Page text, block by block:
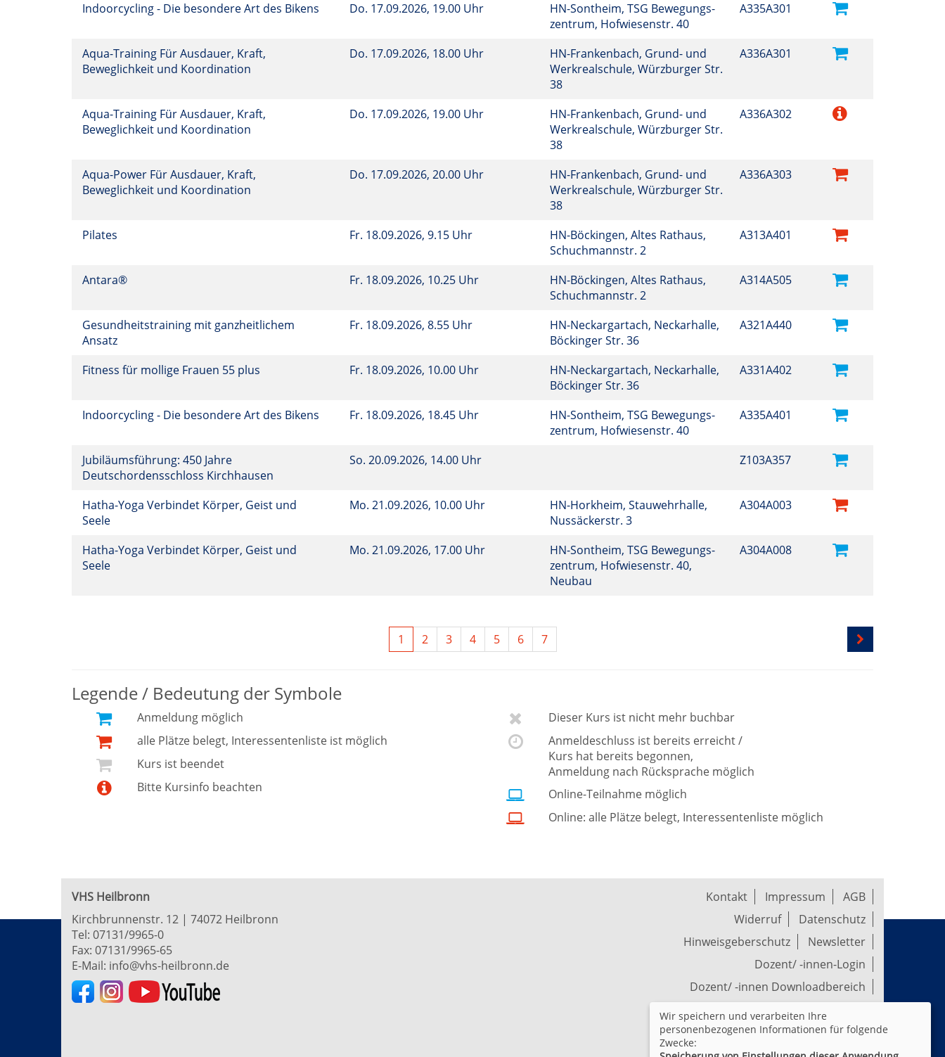
Indoorcycling - Die besondere Art des Bikens Do. 17.09.2026, 19.00 Uhr
HN-Sontheim, TSG Bewegungs-
zentrum, Hofwiesenstr. 40
A335A301
Aqua-Training Für Ausdauer, Kraft,
Beweglichkeit und Koordination
Do. 17.09.2026, 18.00 Uhr
HN-Frankenbach, Grund- und
Werkrealschule, Würzburger Str.
38
A336A301
Aqua-Training Für Ausdauer, Kraft,
Beweglichkeit und Koordination
Do. 17.09.2026, 19.00 Uhr
HN-Frankenbach, Grund- und
Werkrealschule, Würzburger Str.
38
A336A302
Aqua-Power Für Ausdauer, Kraft,
Beweglichkeit und Koordination
Do. 17.09.2026, 20.00 Uhr
HN-Frankenbach, Grund- und
Werkrealschule, Würzburger Str.
38
A336A303
Pilates Fr. 18.09.2026, 9.15 Uhr
HN-Böckingen, Altes Rathaus,
Schuchmannstr. 2
A313A401
Antara® Fr. 18.09.2026, 10.25 Uhr
HN-Böckingen, Altes Rathaus,
Schuchmannstr. 2
A314A505
Gesundheitstraining mit ganzheitlichem
Ansatz
Fr. 18.09.2026, 8.55 Uhr
HN-Neckargartach, Neckarhalle,
Böckinger Str. 36
A321A440
Fitness für mollige Frauen 55 plus Fr. 18.09.2026, 10.00 Uhr
HN-Neckargartach, Neckarhalle,
Böckinger Str. 36
A331A402
Indoorcycling - Die besondere Art des Bikens Fr. 18.09.2026, 18.45 Uhr
HN-Sontheim, TSG Bewegungs-
zentrum, Hofwiesenstr. 40
A335A401
Jubiläumsführung: 450 Jahre
Deutschordensschloss Kirchhausen
So. 20.09.2026, 14.00 Uhr Z103A357
Hatha-Yoga Verbindet Körper, Geist und
Seele
Mo. 21.09.2026, 10.00 Uhr
HN-Horkheim, Stauwehrhalle,
Nussäckerstr. 3
A304A003
Hatha-Yoga Verbindet Körper, Geist und
Seele
Mo. 21.09.2026, 17.00 Uhr
HN-Sontheim, TSG Bewegungs-
zentrum, Hofwiesenstr. 40,
Neubau
A304A008
1 2 3 4 5 6 7
Legende / Bedeutung der Symbole
Anmeldung möglich
alle Plätze belegt, Interessentenliste ist möglich
Kurs ist beendet
Bitte Kursinfo beachten
Dieser Kurs ist nicht mehr buchbar
Anmeldeschluss ist bereits erreicht /
Kurs hat bereits begonnen,
Anmeldung nach Rücksprache möglich
Online-Teilnahme möglich
Online: alle Plätze belegt, Interessentenliste möglich
VHS Heilbronn
Kirchbrunnenstr. 12 | 74072 Heilbronn
Tel: 07131/9965-0
Fax: 07131/9965-65
E-Mail: info@vhs-heilbronn.de
Kontakt Impressum
AGB
Widerruf
Datenschutz
Hinweisgeberschutz
Newsletter
Dozent/ -innen-Login
Dozent/ -innen Downloadbereich
Widerrufsformular
Wir speichern und verarbeiten Ihre
personenbezogenen Informationen für folgende
Zwecke: